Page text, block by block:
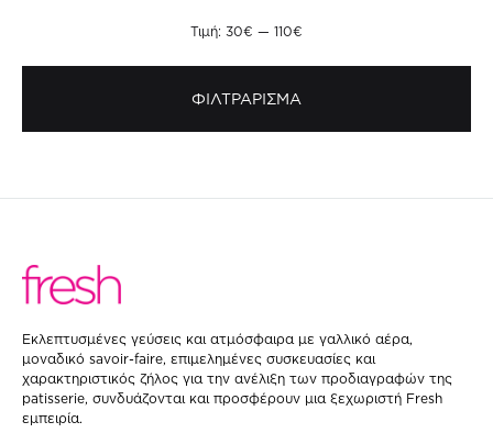
ΦΙΛΤΡΑΡΙΣΜΑ
Τιμή: 30€ — 110€
Eκλεπτυσμένες γεύσεις και ατμόσφαιρα με γαλλικό αέρα,
μοναδικό savoir-faire, επιμελημένες συσκευασίες και
χαρακτηριστικός ζήλος για την ανέλιξη των προδιαγραφών της
patisserie, συνδυάζονται και προσφέρουν μια ξεχωριστή Fresh
εμπειρία.